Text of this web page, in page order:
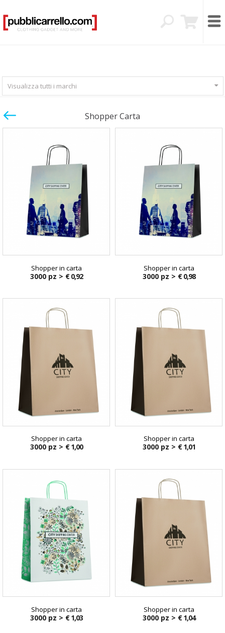
Visualizza tutti i marchi
Shopper Carta
Shopper in carta
3000 pz > € 0,92
Shopper in carta
3000 pz > € 0,98
Shopper in carta
3000 pz > € 1,00
Shopper in carta
3000 pz > € 1,01
Shopper in carta
3000 pz > € 1,03
Shopper in carta
3000 pz > € 1,04